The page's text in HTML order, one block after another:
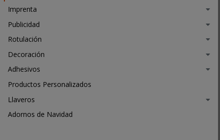
Imprenta
Publicidad
Rotulación
Decoración
Adhesivos
Productos Personalizados
Llaveros
Adornos de Navidad
s
u
o
m
.
.